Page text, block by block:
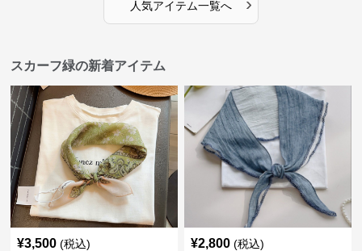
人気アイテム一覧へ
スカーフ緑の新着アイテム
¥3,500 (税込) ¥2,800 (税込)